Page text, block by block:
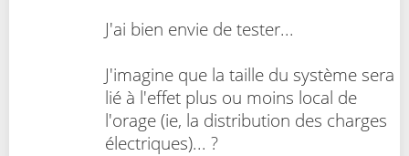
J'ai bien envie de tester...
J'imagine que la taille du système sera
lié à l'effet plus ou moins local de
l'orage (ie, la distribution des charges
électriques)... ?